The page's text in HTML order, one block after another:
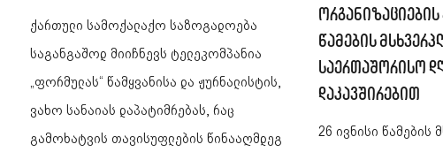
ქართული სამოქალაქო საზოგადოება
საგანგაშოდ მიიჩნევს ტელეკომპანია
„ფორმულას“ წამყვანისა და ჟურნალისტის,
ვახო სანაიას დაპატიმრებას, რაც
გამოხატვის თავისუფლების წინააღმდეგ
ორგანიზაციების
წამების
საერთაშორისო
დაკავშირებით
26 ივნისი წამების